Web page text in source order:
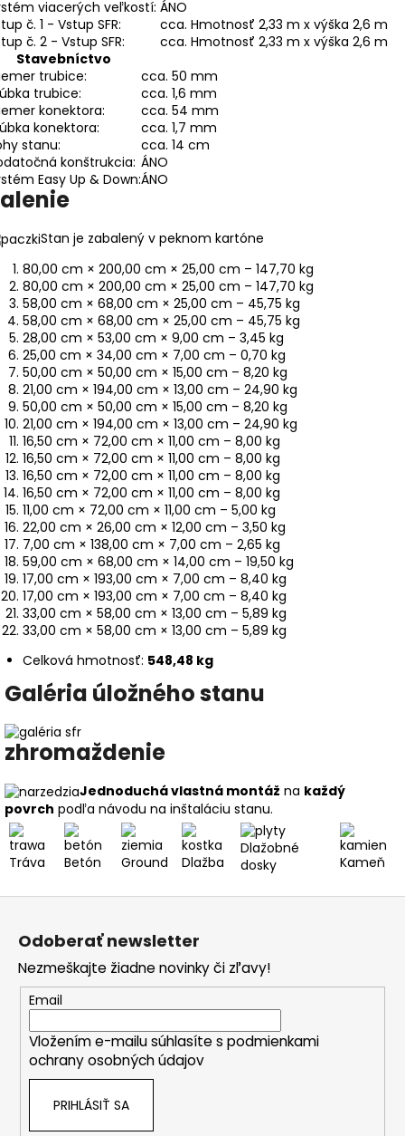
viacerých veľkostí: ÁNO
č. 1 - Vstup SFR:
cca. Hmotnosť 2,33 m x výška 2,6 m
č. 2 - Vstup SFR:
cca. Hmotnosť 2,33 m x výška 2,6 m
Stavebníctvo
trubice:
cca. 50 mm
trubice:
cca. 1,6 mm
konektora:
cca. 54 mm
konektora:
cca. 1,7 mm
stanu:
cca. 14 cm
konštrukcia: ÁNO
Easy Up & Down:ÁNO
Stan je zabalený v peknom kartóne
80,00 cm × 200,00 cm × 25,00 cm – 147,70 kg
80,00 cm × 200,00 cm × 25,00 cm – 147,70 kg
58,00 cm × 68,00 cm × 25,00 cm – 45,75 kg
58,00 cm × 68,00 cm × 25,00 cm – 45,75 kg
28,00 cm × 53,00 cm × 9,00 cm – 3,45 kg
25,00 cm × 34,00 cm × 7,00 cm – 0,70 kg
50,00 cm × 50,00 cm × 15,00 cm – 8,20 kg
21,00 cm × 194,00 cm × 13,00 cm – 24,90 kg
50,00 cm × 50,00 cm × 15,00 cm – 8,20 kg
21,00 cm × 194,00 cm × 13,00 cm – 24,90 kg
16,50 cm × 72,00 cm × 11,00 cm – 8,00 kg
16,50 cm × 72,00 cm × 11,00 cm – 8,00 kg
16,50 cm × 72,00 cm × 11,00 cm – 8,00 kg
16,50 cm × 72,00 cm × 11,00 cm – 8,00 kg
11,00 cm × 72,00 cm × 11,00 cm – 5,00 kg
22,00 cm × 26,00 cm × 12,00 cm – 3,50 kg
7,00 cm × 138,00 cm × 7,00 cm – 2,65 kg
59,00 cm × 68,00 cm × 14,00 cm – 19,50 kg
17,00 cm × 193,00 cm × 7,00 cm – 8,40 kg
17,00 cm × 193,00 cm × 7,00 cm – 8,40 kg
33,00 cm × 58,00 cm × 13,00 cm – 5,89 kg
33,00 cm × 58,00 cm × 13,00 cm – 5,89 kg
Celková hmotnosť: 548,48 kg
Galéria úložného stanu
zhromaždenie
Jednoduchá vlastná montáž na každý
povrch podľa návodu na inštaláciu stanu.
Tráva Betón Ground Dlažba
Dlažobné
dosky
Kameň
Odoberať newsletter
Nezmeškajte žiadne novinky či zľavy!
Email
Vložením e-mailu súhlasíte s podmienkami
ochrany osobných údajov
PRIHLÁSIŤ SA